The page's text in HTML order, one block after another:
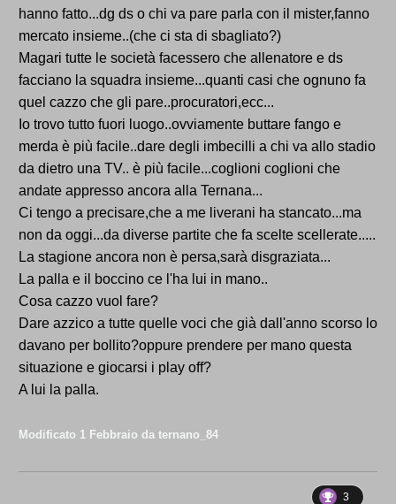
hanno fatto...dg ds o chi va pare parla con il mister,fanno
mercato insieme..(che ci sta di sbagliato?)
Magari tutte le società facessero che allenatore e ds
facciano la squadra insieme...quanti casi che ognuno fa
quel cazzo che gli pare..procuratori,ecc...
Io trovo tutto fuori luogo..ovviamente buttare fango e
merda è più facile..dare degli imbecilli a chi va allo stadio
da dietro una TV.. è più facile...coglioni coglioni che
andate appresso ancora alla Ternana...
Ci tengo a precisare,che a me liverani ha stancato...ma
non da oggi...da diverse partite che fa scelte scellerate.....
La stagione ancora non è persa,sarà disgraziata...
La palla e il boccino ce l'ha lui in mano..
Cosa cazzo vuol fare?
Dare azzico a tutte quelle voci che già dall'anno scorso lo
davano per bollito?oppure prendere per mano questa
situazione e giocarsi i play off?
A lui la palla.
Modificato 1 Febbraio da ternano_84
3